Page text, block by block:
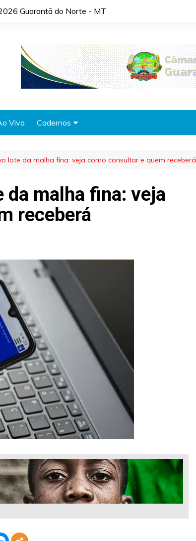
Guarantã do Norte - MT
Vivo Cadernos
Automóveis
Cidades
Cultura
Fama e TV
Justiça
Mundo
Saúde
lote da malha fina: veja como consultar e quem receberá
da malha fina: veja
receberá